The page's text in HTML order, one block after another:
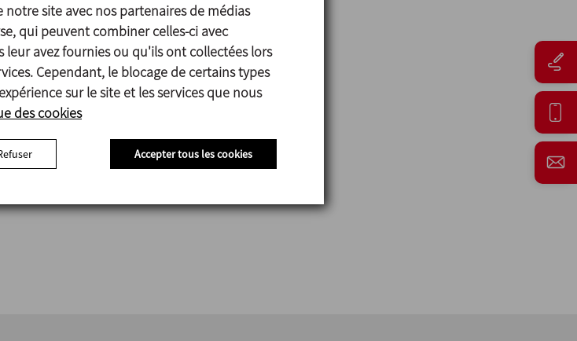
à
>>
site avec nos partenaires de médias
qui peuvent combiner celles-ci avec
avez fournies ou qu'ils ont collectées lors
Cependant, le blocage de certains types
sur le site et les services que nous
des cookies
Accepter tous les cookies